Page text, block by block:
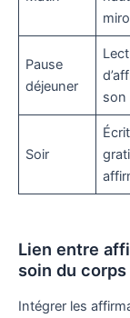
Pause
déjeuner
son
Soir
Lien entre
soin du corps
Intégrer les